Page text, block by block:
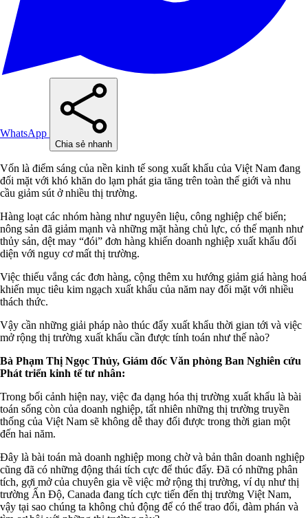
WhatsApp
Chia sẻ nhanh
Vốn là điểm sáng của nền kinh tế song xuất khẩu của Việt Nam đang
đối mặt với khó khăn do lạm phát gia tăng trên toàn thế giới và nhu
cầu giảm sút ở nhiều thị trường.
Hàng loạt các nhóm hàng như nguyên liệu, công nghiệp chế biến;
nông sản đã giảm mạnh và những mặt hàng chủ lực, có thế mạnh như
thủy sản, dệt may “đói” đơn hàng khiến doanh nghiệp xuất khẩu đối
diện với nguy cơ mất thị trường.
Việc thiếu vắng các đơn hàng, cộng thêm xu hướng giảm giá hàng hoá
khiến mục tiêu kim ngạch xuất khẩu của năm nay đối mặt với nhiều
thách thức.
Vậy cần những giải pháp nào thúc đẩy xuất khẩu thời gian tới và việc
mở rộng thị trường xuất khẩu cần được tính toán như thế nào?
Bà Phạm Thị Ngọc Thủy, Giám đốc Văn phòng Ban Nghiên cứu
Phát triển kinh tế tư nhân:
Trong bối cảnh hiện nay, việc đa dạng hóa thị trường xuất khẩu là bài
toán sống còn của doanh nghiệp, tất nhiên những thị trường truyền
thống của Việt Nam sẽ không dễ thay đổi được trong thời gian một
đến hai năm.
Đây là bài toán mà doanh nghiệp mong chờ và bản thân doanh nghiệp
cũng đã có những động thái tích cực để thúc đẩy. Đã có những phân
tích, gợi mở của chuyên gia về việc mở rộng thị trường, ví dụ như thị
trường Ấn Độ, Canada đang tích cực tiến đến thị trường Việt Nam,
vậy tại sao chúng ta không chủ động để có thể trao đổi, đàm phán và